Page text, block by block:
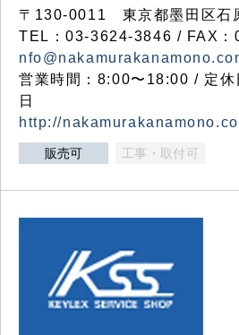
〒130-0011 東京都墨田区石
TEL：03-3624-3846 / FAX
営業時間：8:00〜18:00 / 定休
日
http://
販売可 工事・取付可